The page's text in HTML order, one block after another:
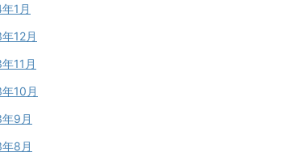
1月
12月
11月
10月
9月
8月